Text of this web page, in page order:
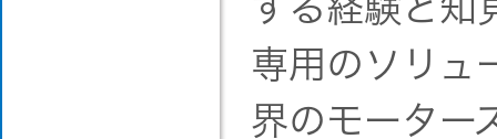
する経験と知
専用のソリュ
界のモーター